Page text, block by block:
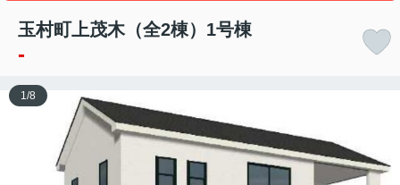
玉村町上茂木（全2棟）1号棟
-
1/8